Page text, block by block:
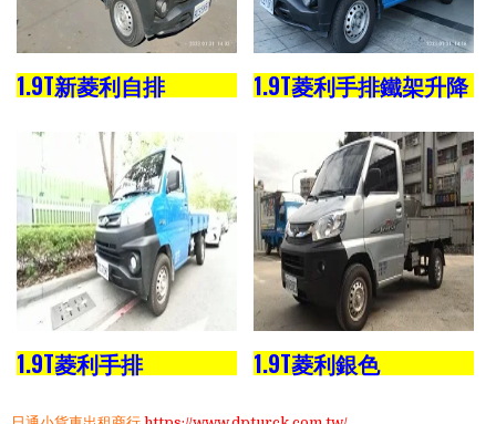
1.9T新菱利自排 1.9T菱利手排鐵架升降
1.9T菱利手排 1.9T菱利銀色